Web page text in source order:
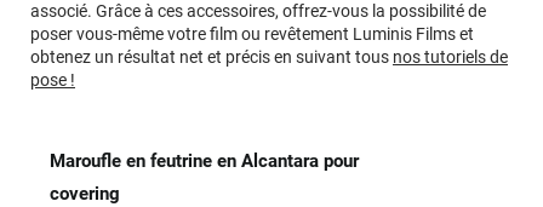
associé. Grâce à ces accessoires, offrez-vous la possibilité de
poser vous-même votre film ou revêtement Luminis Films et
obtenez un résultat net et précis en suivant tous nos tutoriels de
pose !
Maroufle en feutrine en Alcantara pour
covering